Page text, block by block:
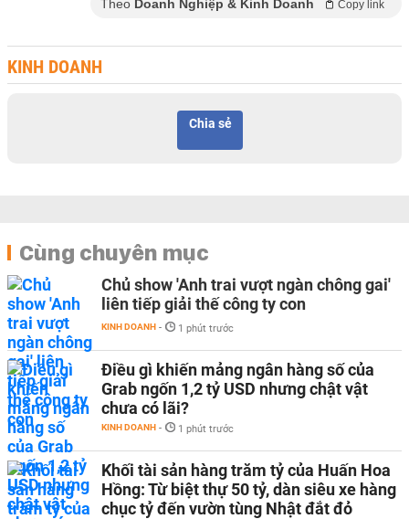
Theo Doanh Nghiệp & Kinh Doanh Copy link
KINH DOANH
Chia sẻ
Cùng chuyên mục
Chủ show 'Anh trai vượt ngàn chông gai'
liên tiếp giải thế công ty con
KINH DOANH - 1 phút trước
Điều gì khiến mảng ngân hàng số của
Grab ngốn 1,2 tỷ USD nhưng chật vật
chưa có lãi?
KINH DOANH - 1 phút trước
Khối tài sản hàng trăm tỷ của Huấn Hoa
Hồng: Từ biệt thự 50 tỷ, dàn siêu xe hàng
chục tỷ đến vườn tùng Nhật đắt đỏ